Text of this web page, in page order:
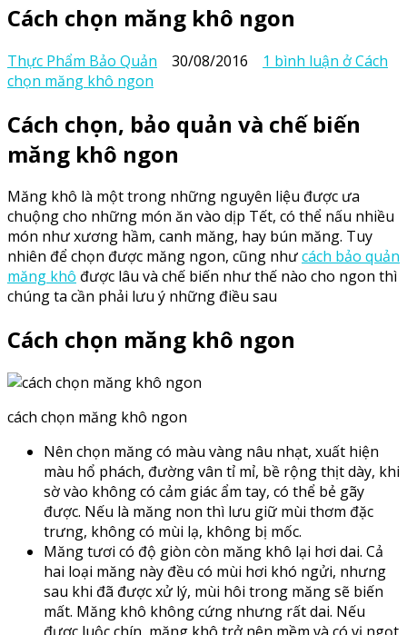
Cách chọn măng khô ngon
Thực Phẩm Bảo Quản 30/08/2016 1 bình luận ở Cách
chọn măng khô ngon
Cách chọn, bảo quản và chế biến
măng khô ngon
Măng khô là một trong những nguyên liệu được ưa
chuộng cho những món ăn vào dịp Tết, có thể nấu nhiều
món như xương hầm, canh măng, hay bún măng. Tuy
nhiên để chọn được măng ngon, cũng nhưcách bảo quản
măng khô được lâu và chế biến như thế nào cho ngon thì
chúng ta cần phải lưu ý những điều sau
Cách chọn măng khô ngon
cách chọn măng khô ngon
Nên chọn măng có màu vàng nâu nhạt, xuất hiện
màu hổ phách, đường vân tỉ mỉ, bề rộng thịt dày, khi
sờ vào không có cảm giác ẩm tay, có thể bẻ gãy
được. Nếu là măng non thì lưu giữ mùi thơm đặc
trưng, không có mùi lạ, không bị mốc.
Măng tươi có độ giòn còn măng khô lại hơi dai. Cả
hai loại măng này đều có mùi hơi khó ngửi, nhưng
sau khi đã được xử lý, mùi hôi trong măng sẽ biến
mất. Măng khô không cứng nhưng rất dai. Nếu